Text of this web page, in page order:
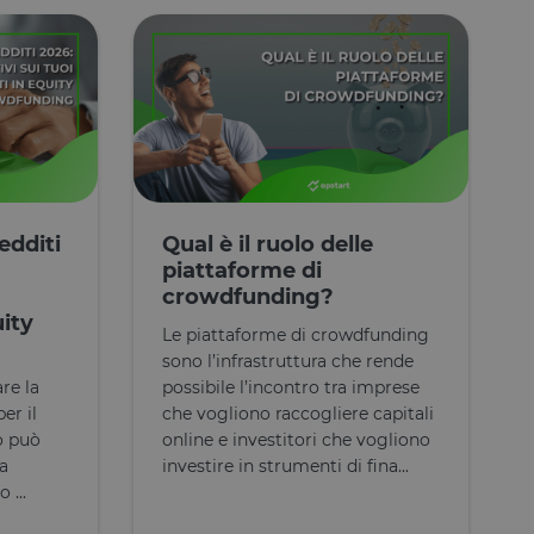
la
il
può
...
Qual è il ruolo delle
piattaforme di
crowdfunding?
Le piattaforme di crowdfunding
sono l’infrastruttura che rende
possibile l’incontro tra imprese
che vogliono raccogliere capitali
online e investitori che vogliono
investire in strumenti di fina...
per un utente
per
del sito a
dei cookie di
sito di impedire
nel browser degli
ha una durata
al sito avranno
che possano
per
È
funzioni
Descrizione